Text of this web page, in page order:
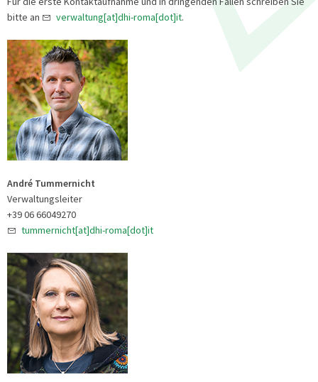
bitte an
verwaltung[at]dhi-roma[dot]it.
André Tummernicht
Verwaltungsleiter
+39 06 66049270
tummernicht[at]dhi-roma[dot]it